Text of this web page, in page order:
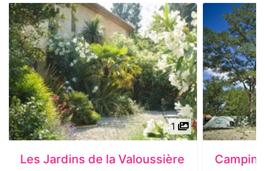
1
Les Jardins de la Valoussière